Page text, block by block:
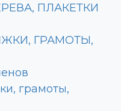
ПЛАКЕТКИ
ГРАМОТЫ,
грамоты,